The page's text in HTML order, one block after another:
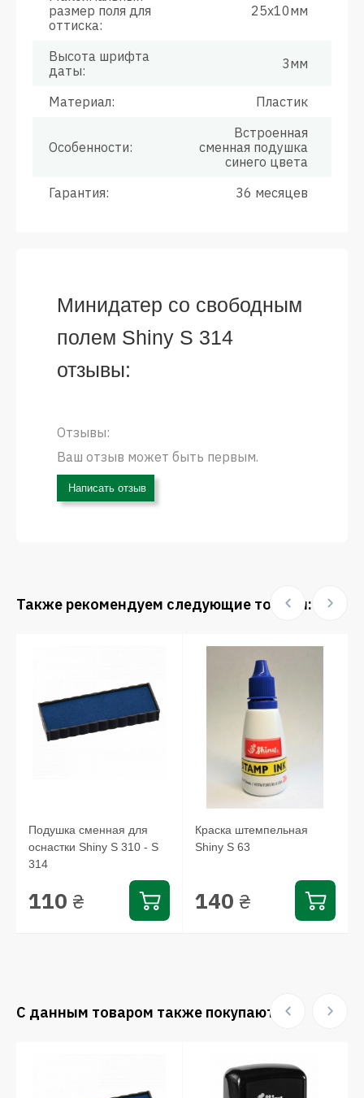
размер поля для
оттиска:
25х10мм
Высота шрифта
даты:
3мм
Материал: Пластик
Особенности:
Встроенная
сменная подушка
синего цвета
Гарантия:
36 месяцев
Минидатер со свободным
полем Shiny S 314
отзывы:
Отзывы:
Ваш отзыв может быть первым.
Написать отзыв
Также рекомендуем следующие товары:
Подушка сменная для
оснастки Shiny S 310 - S
314
110 ₴
Краска штемпельная
Shiny S 63
140 ₴
С данным товаром также покупают: